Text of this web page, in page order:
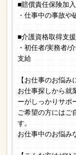
■賠償責任保険加入
・仕事中の事故
■介護資格取得支
・初任者/実務者/
支給
【お仕事のお悩み
お仕事探しから就
ーがしっかりサポ
ご希望の方にはご
す。
お仕事中のお悩み